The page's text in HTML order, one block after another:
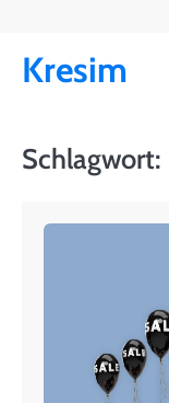
content
Kresim
Schlagwort: